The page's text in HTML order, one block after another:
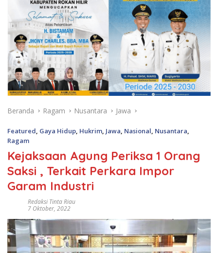
Beranda Ragam Nusantara Jawa
Featured Gaya Hidup Hukrim Jawa Nasional Nusantara
Ragam
Kejaksaan Agung Periksa 1 Orang
Saksi , Terkait Perkara Impor
Garam Industri
Redaksi Tinta Riau
7 Oktober, 2022